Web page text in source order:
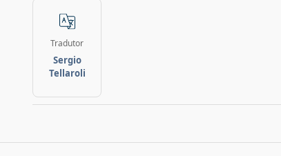
Tradutor
Sergio
Tellaroli